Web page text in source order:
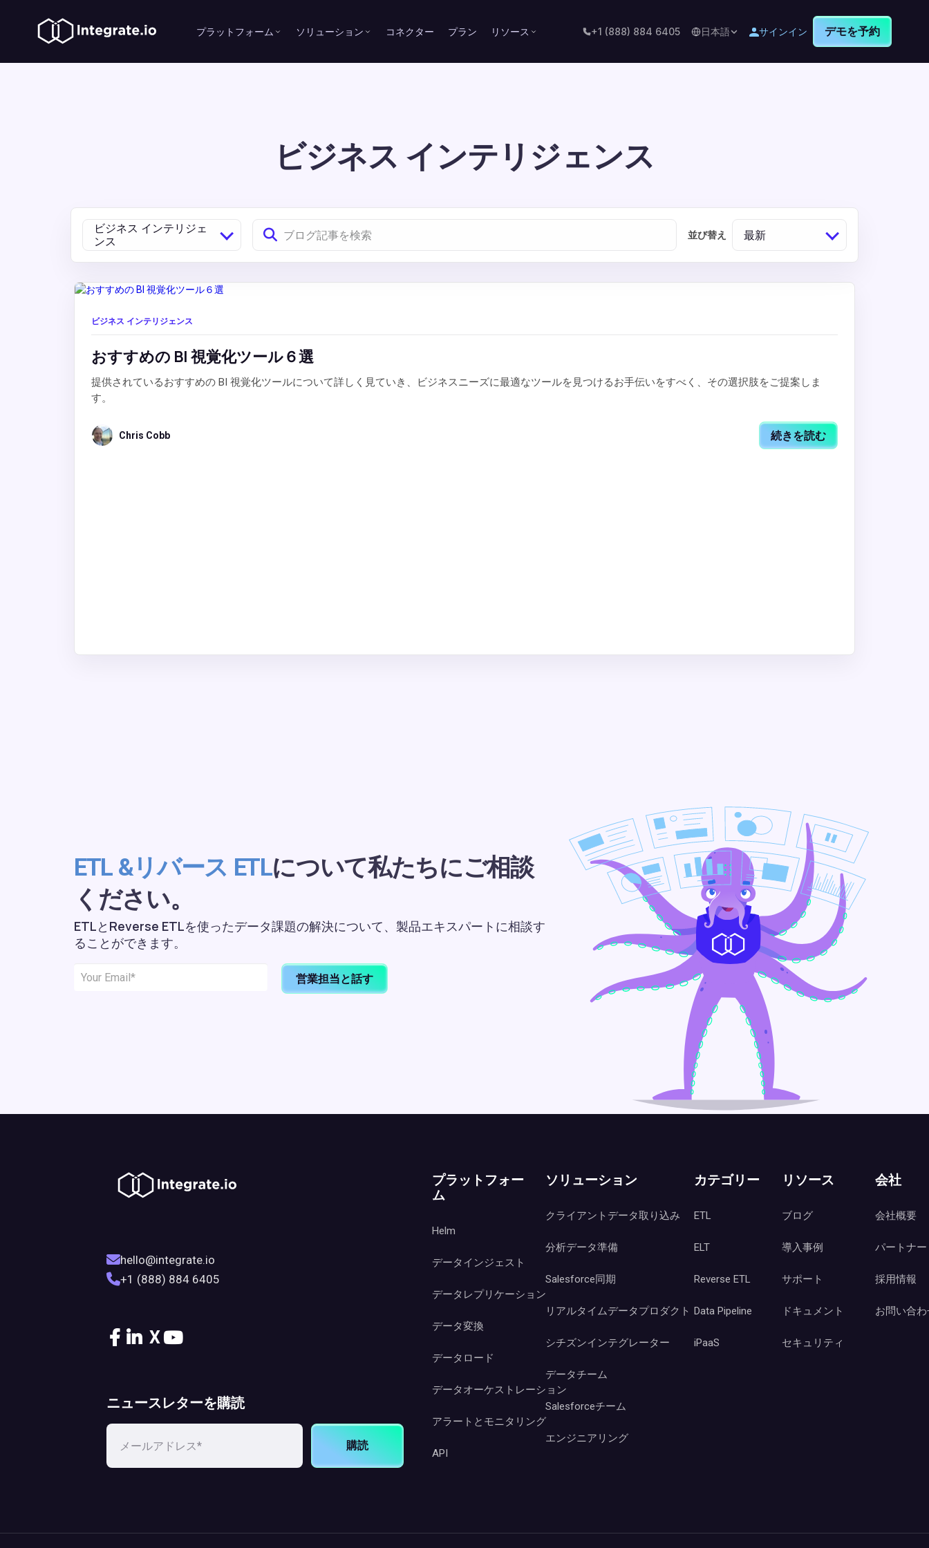
プラットフォーム ソリューション コネクター プラン リソース +1 (888) 884 6405 日本語 サインイン デモを予約
ビジネス インテリジェンス
ビジネス インテリジェ
ンス
並び替え 最新
ビジネス インテリジェンス
おすすめの BI 視覚化ツール６選
提供されているおすすめの BI 視覚化ツールについて詳しく見ていき、ビジネスニーズに最適なツールを見つけるお手伝いをすべく、その選択肢をご提案しま
す。
Chris Cobb 続きを読む
ETL &リバース ETLについて私たちにご相談
ください。
ETLとReverse ETLを使ったデータ課題の解決について、製品エキスパートに相談す
ることができます。
営業担当と話す
hello@integrate.io
+1 (888) 884 6405
X
ニュースレターを購読
購読
プラットフォー
ム
Helm
データインジェスト
データレプリケーション
データ変換
データロード
データオーケストレーション
アラートとモニタリング
API
ソリューション
クライアントデータ取り込み
分析データ準備
Salesforce同期
リアルタイムデータプロダクト
シチズンインテグレーター
データチーム
Salesforceチーム
エンジニアリング
カテゴリー
ETL
ELT
Reverse ETL
Data Pipeline
iPaaS
リソース
ブログ
導入事例
サポート
ドキュメント
セキュリティ
会社
会社概要
パートナー
採用情報
お問い合わ